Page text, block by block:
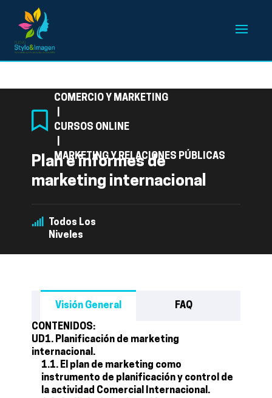
COMERCIO Y MARKETING
CURSOS ONLINE
MARKETING Y RELACIONES PÚBLICAS
Plan e informes de
marketing internacional
Todos Los
Niveles
Visión General FAQ
CONTENIDOS:
UD1. Planificación de marketing
internacional.
1.1. El plan de marketing como
instrumento de planificación y control de
la actividad Comercial Internacional.